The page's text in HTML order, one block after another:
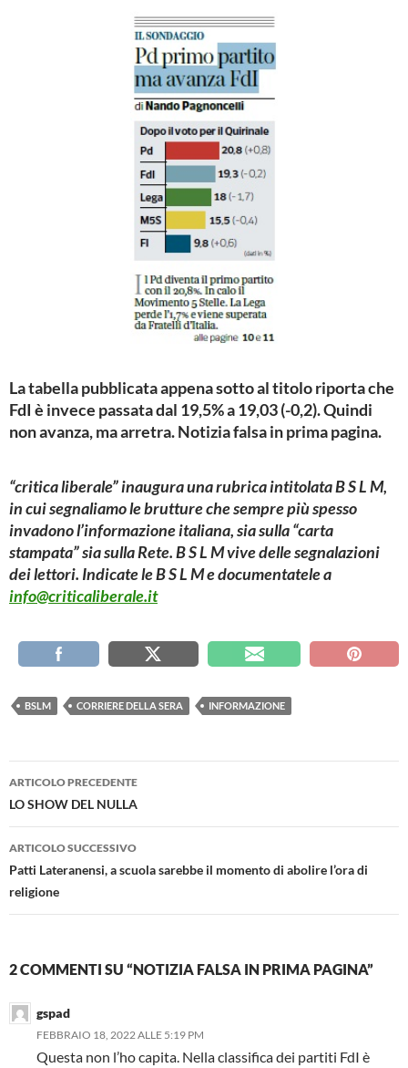
La tabella pubblicata appena sotto al titolo riporta che
FdI è invece passata dal 19,5% a 19,03 (-0,2). Quindi
non avanza, ma arretra. Notizia falsa in prima pagina.
“critica liberale” inaugura una rubrica intitolata B S L M,
in cui segnaliamo le brutture che sempre più spesso
invadono l’informazione italiana, sia sulla “carta
stampata” sia sulla Rete. B S L M vive delle segnalazioni
dei lettori. Indicate le B S L M e documentatele a
info@criticaliberale.it
BSLM CORRIERE DELLA SERA INFORMAZIONE
Navigazione
articolo
ARTICOLO PRECEDENTE
LO SHOW DEL NULLA
ARTICOLO SUCCESSIVO
Patti Lateranensi, a scuola sarebbe il momento di abolire l’ora di
religione
2 COMMENTI SU “NOTIZIA FALSA IN PRIMA PAGINA”
gspad
FEBBRAIO 18, 2022 ALLE 5:19 PM
Questa non l’ho capita. Nella classifica dei partiti FdI è